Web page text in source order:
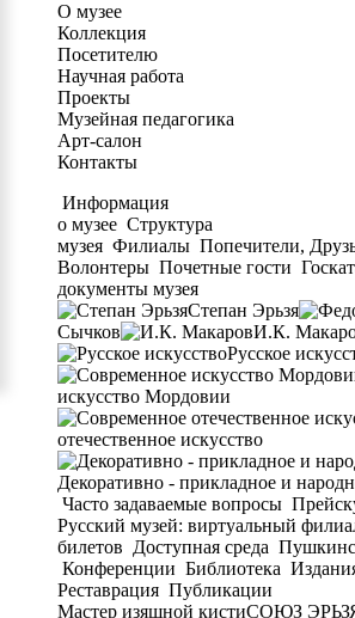
О музее
Коллекция
Посетителю
Научная работа
Проекты
Музейная педагогика
Арт-салон
Контакты
Информация
о музее Структура
музея Филиалы Попечители,
Волонтеры Почетные гости
документы музея
Степан Эрьзя
Сычков
И.К.
Русское
искусство Мордовии
отечественное искусство
Декоративно - прикладное и
Часто задаваемые вопросы
Русский музей: виртуальный
билетов Доступная среда
Конференции Библиотека
Реставрация Публикации
Мастер изящной кистиСОЮЗ